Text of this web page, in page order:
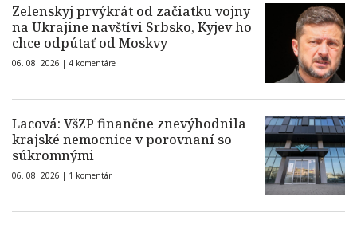
Zelenskyj prvýkrát od začiatku vojny
na Ukrajine navštívi Srbsko, Kyjev ho
chce odpútať od Moskvy
06. 08. 2026 | 4 komentáre
Lacová: VšZP finančne znevýhodnila
krajské nemocnice v porovnaní so
súkromnými
06. 08. 2026 | 1 komentár